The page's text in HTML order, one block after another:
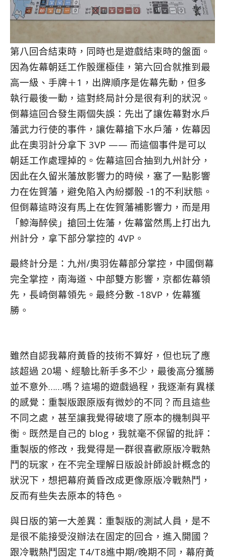
第八回合結束時，同時也是遊戲結束時的盤面。
因為佐幕朝廷工作骰運極佳，第六回合就推到最
高一級、手牌＋1，出牌順序是佐幕先動，但多
執行最後一動，這對終局計分是很有利的狀況。
倒幕這回合發生兩個失誤：先出了讓佐幕對水戶
藩武力行使的事件，讓佐幕搶下水戶藩，佐幕因
此在奧羽計分拿下 3VP —— 而這個事件是可以
朝廷工作處理掉的。佐幕這回合抽到九州計分，
因此在久留米藩放影響力的時候，塞了一點影響
力在佐賀藩，避免陷入內紛擲骰 -1的不利狀態。
但倒幕這時沒有馬上在佐賀藩補影響力，而是用
「鯨海醉侯」搶回土佐藩，佐幕當然馬上打出九
州計分，拿下部分掌控的 4VP。
最終計分是：九州/奧羽佐幕部分掌控，中國倒幕
完全掌控，南海道、中部雙方影響，京都佐幕領
先，長崎倒幕領先。最終分數 -18VP，佐幕獲
勝。
雖然自認我幕府黃昏的技術不算好，但也玩了應
該超過 20場、經驗比新手多不少，最後高分獲勝
並不意外……嗎？這場的遊戲過程，我逐漸有異樣
的感覺：重製版跟原版有微妙的不同？而且這些
不同之處，甚至讓我覺得破壞了原本的機制與平
衡。 既然是自己的 blog，我就毫不保留的批評：
重製版的修改，我覺得是一群很喜歡原版冷戰熱
鬥的玩家，在不完全理解日版設計師設計概念的
狀況下，想把幕府黃昏改成更像原版冷戰熱鬥，
反而有些失去原本的特色。
與日版的第一大差異：重製版的測試人員，是不
是很不能接受沒辦法在固定的回合，進入開國？
跟冷戰熱鬥固定 T4/T8進中期/晚期不同，幕府黃